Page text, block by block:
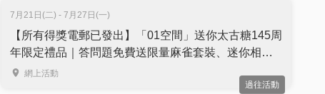
7月21日(二) - 7月27日(一)
【所有得獎電郵已發出】「01空間」送你太古糖145周
年限定禮品｜答問題免費送限量麻雀套裝、迷你相機
及迷你環保袋｜名額10個
網上活動
過往活動